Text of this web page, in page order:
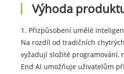
Výhoda
1. Přizpůsobení umělé
Na rozdíl od tradičních
vyžadují složité programování,
End AI umožňuje uživatelům